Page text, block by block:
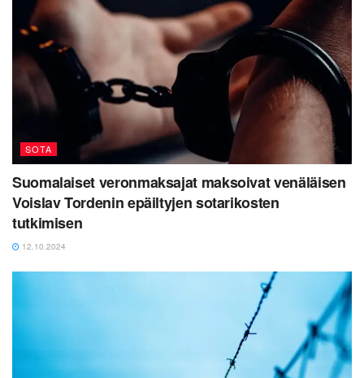
SOTA
Suomalaiset veronmaksajat maksoivat venäläisen
Voislav Tordenin epäiltyjen sotarikosten
tutkimisen
12.10.2024